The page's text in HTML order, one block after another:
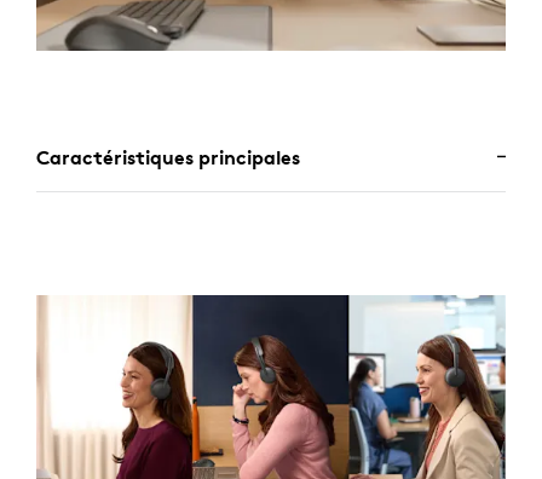
Caractéristiques principales